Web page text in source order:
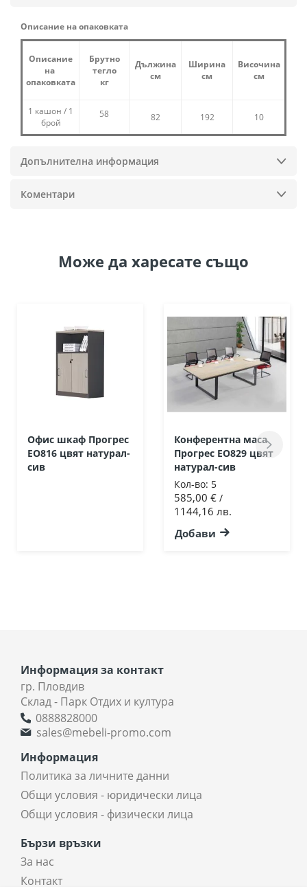
Описание на опаковката
Описание
на
опаковката
Брутно
тегло
кг
Дължина
см
Ширина
см
Височина
см
1 кашон / 1
брой
58 82 192 10
Допълнителна информация
Коментари
Може да харесате също
Офис шкаф Прогрес
ΕΟ816 цвят натурал-
сив
Конферентна маса
Прогрес ΕΟ829 цвят
натурал-сив
Кол-во: 5
585,00 € /
1144,16 лв.
Добави
Информация за контакт
гр. Пловдив
Склад - Парк Отдих и култура
0888828000
sales@mebeli-promo.com
Информация
Политика за личните данни
Общи условия - юридически лица
Общи условия - физически лица
Бързи връзки
За нас
Контакт